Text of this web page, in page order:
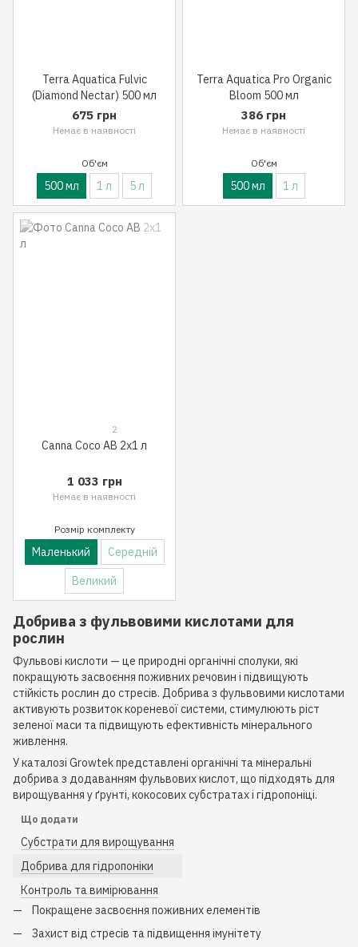
Terra Aquatica Fulvic
(Diamond Nectar) 500 мл
675 грн
Немає в наявності
Об'єм
500 мл 1 л 5 л
Terra Aquatica Pro Organic
Bloom 500 мл
386 грн
Немає в наявності
Об'єм
500 мл 1 л
2
Canna Coco AB 2x1 л
1 033 грн
Немає в наявності
Розмір комплекту
Маленький
Середній
Великий
Добрива з фульвовими кислотами для
рослин
Фульвові кислоти — це природні органічні сполуки, які
покращують засвоєння поживних речовин і підвищують
стійкість рослин до стресів. Добрива з фульвовими кислотами
активують розвиток кореневої системи, стимулюють ріст
зеленої маси та підвищують ефективність мінерального
живлення.
У каталозі Growtek представлені органічні та мінеральні
добрива з додаванням фульвових кислот, що підходять для
вирощування у ґрунті, кокосових субстратах і гідропоніці.
Що додати
Субстрати для вирощування
Добрива для гідропоніки
Контроль та вимірювання
Покращене засвоєння поживних елементів
Захист від стресів та підвищення імунітету